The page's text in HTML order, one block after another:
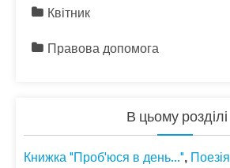
Квітник
Правова допомога
В цьому розділі
Книжка "Проб'юся в день...", Поезія